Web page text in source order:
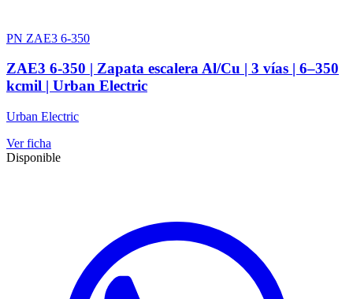
PN ZAE3 6-350
ZAE3 6-350 | Zapata escalera Al/Cu | 3 vías | 6–350
kcmil | Urban Electric
Urban Electric
Ver ficha
Disponible